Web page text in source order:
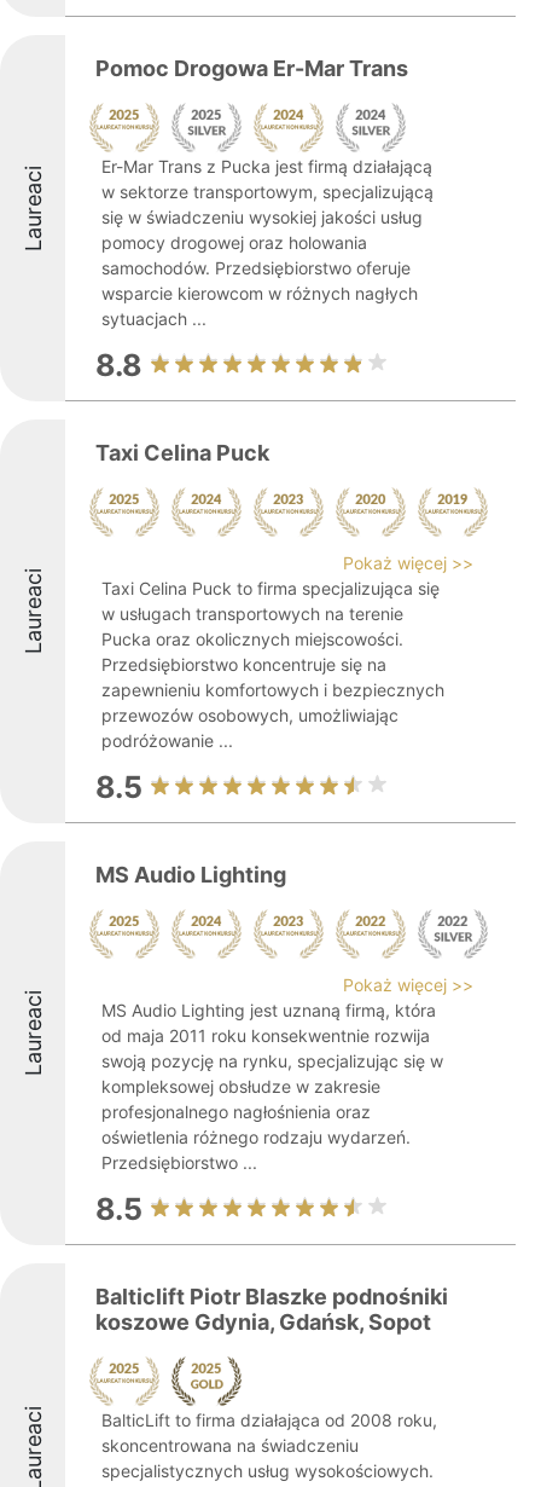
Laureaci
Pomoc Drogowa Er-Mar Trans
Er-Mar Trans z Pucka jest firmą działającą
w sektorze transportowym, specjalizującą
się w świadczeniu wysokiej jakości usług
pomocy drogowej oraz holowania
samochodów. Przedsiębiorstwo oferuje
wsparcie kierowcom w różnych nagłych
sytuacjach ...
8.8
Laureaci
Taxi Celina Puck
Pokaż więcej >>
Taxi Celina Puck to firma specjalizująca się
w usługach transportowych na terenie
Pucka oraz okolicznych miejscowości.
Przedsiębiorstwo koncentruje się na
zapewnieniu komfortowych i bezpiecznych
przewozów osobowych, umożliwiając
podróżowanie ...
8.5
Laureaci
MS Audio Lighting
Pokaż więcej >>
MS Audio Lighting jest uznaną firmą, która
od maja 2011 roku konsekwentnie rozwija
swoją pozycję na rynku, specjalizując się w
kompleksowej obsłudze w zakresie
profesjonalnego nagłośnienia oraz
oświetlenia różnego rodzaju wydarzeń.
Przedsiębiorstwo ...
8.5
Laureaci
Balticlift Piotr Blaszke podnośniki
koszowe Gdynia, Gdańsk, Sopot
BalticLift to firma działająca od 2008 roku,
skoncentrowana na świadczeniu
specjalistycznych usług wysokościowych.